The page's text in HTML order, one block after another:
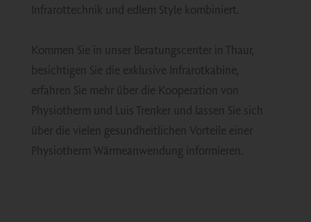
Infrarottechnik und edlem Style kombiniert.
Kommen Sie in unser Beratungscenter in Thaur,
besichtigen Sie die exklusive Infrarotkabine,
erfahren Sie mehr über die Kooperation von
Physiotherm und Luis Trenker und lassen Sie sich
über die vielen gesundheitlichen Vorteile einer
Physiotherm Wärmeanwendung informieren.